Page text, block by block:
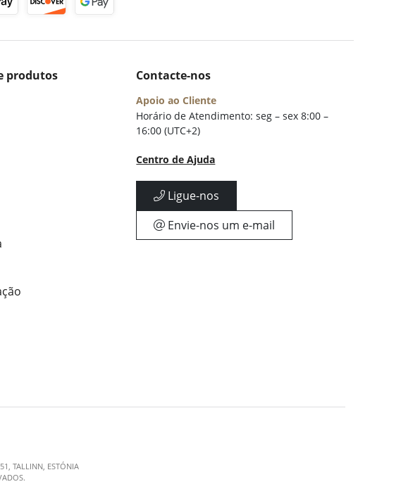
produtos
Contacte-nos
Apoio ao Cliente
Horário de Atendimento: seg – sex 8:00 –
16:00 (UTC+2)
Centro de Ajuda
Ligue-nos
Envie-nos um e-mail
TALLINN, ESTÓNIA